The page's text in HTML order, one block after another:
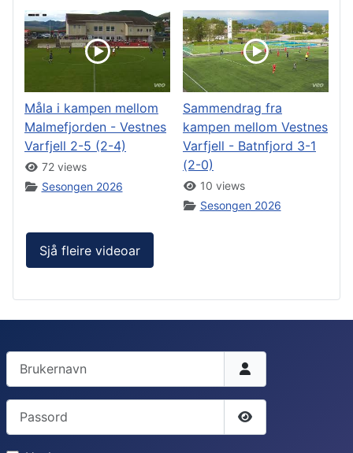
Måla i kampen mellom
Malmefjorden - Vestnes
Varfjell 2-5 (2-4)
72 views
Sesongen 2026
Sammendrag fra
kampen mellom Vestnes
Varfjell - Batnfjord 3-1
(2-0)
10 views
Sesongen 2026
Sjå fleire videoar
Brukernavn
Passord
Vis passord